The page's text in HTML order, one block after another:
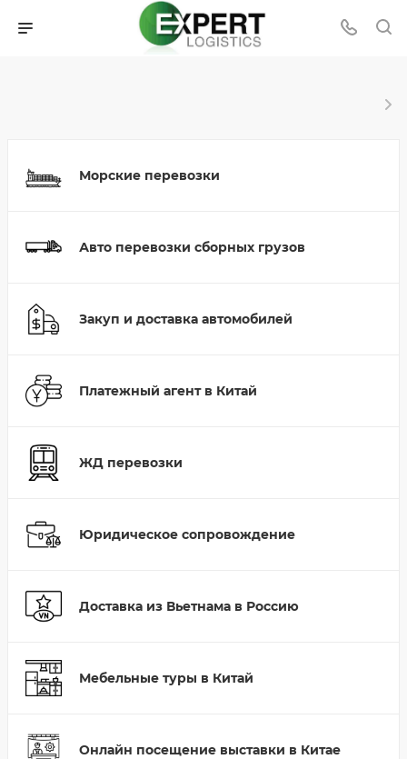
Морские перевозки
Авто перевозки сборных грузов
Закуп и доставка автомобилей
Платежный агент в Китай
ЖД перевозки
Юридическое сопровождение
Доставка из Вьетнама в Россию
Мебельные туры в Китай
Онлайн посещение выставки в Китае